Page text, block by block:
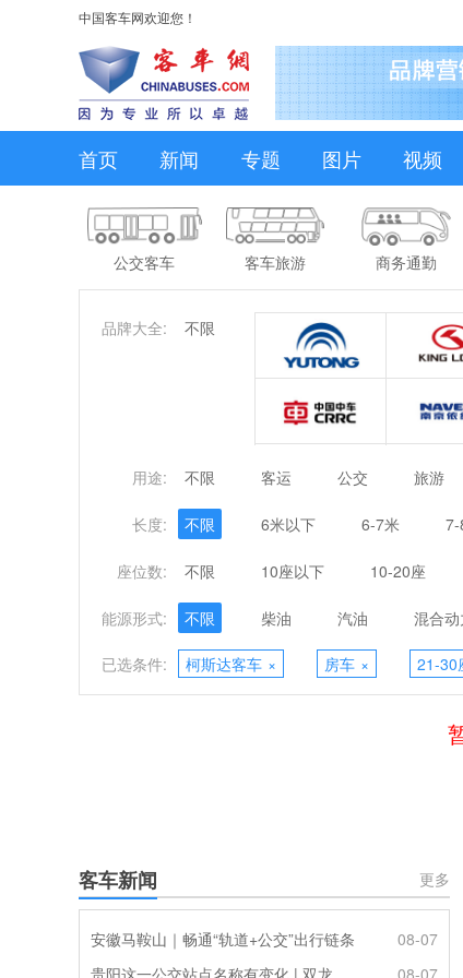
中国客车网欢迎您！
首页 新闻 专题 图片 视频
公交客车 客车旅游 商务通勤
品牌大全: 不限
用途: 不限 客运 公交 旅游
长度: 不限 6米以下 6-7米 7-
座位数: 不限 10座以下 10-20座
能源形式: 不限 柴油 汽油 混合动
已选条件: 柯斯达客车 × 房车 × 21-30
客车新闻 更多
安徽马鞍山｜畅通“轨道+公交”出行链条
08-07
08-07